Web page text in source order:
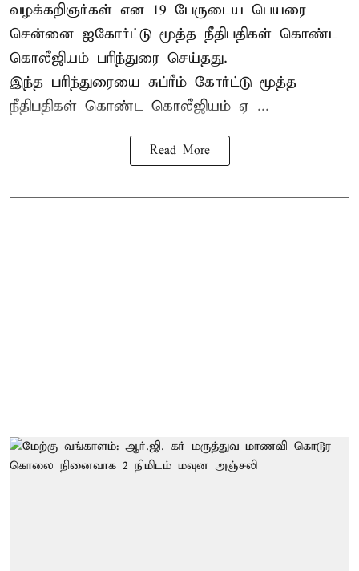
வழக்கறிஞர்கள் என 19 பேருடைய பெயரை
சென்னை ஐகோர்ட்டு மூத்த நீதிபதிகள் கொண்ட
கொலீஜியம் பரிந்துரை செய்தது.
இந்த பரிந்துரையை சுப்ரீம் கோர்ட்டு மூத்த
நீதிபதிகள் கொண்ட கொலீஜியம் ஏ ...
Read More